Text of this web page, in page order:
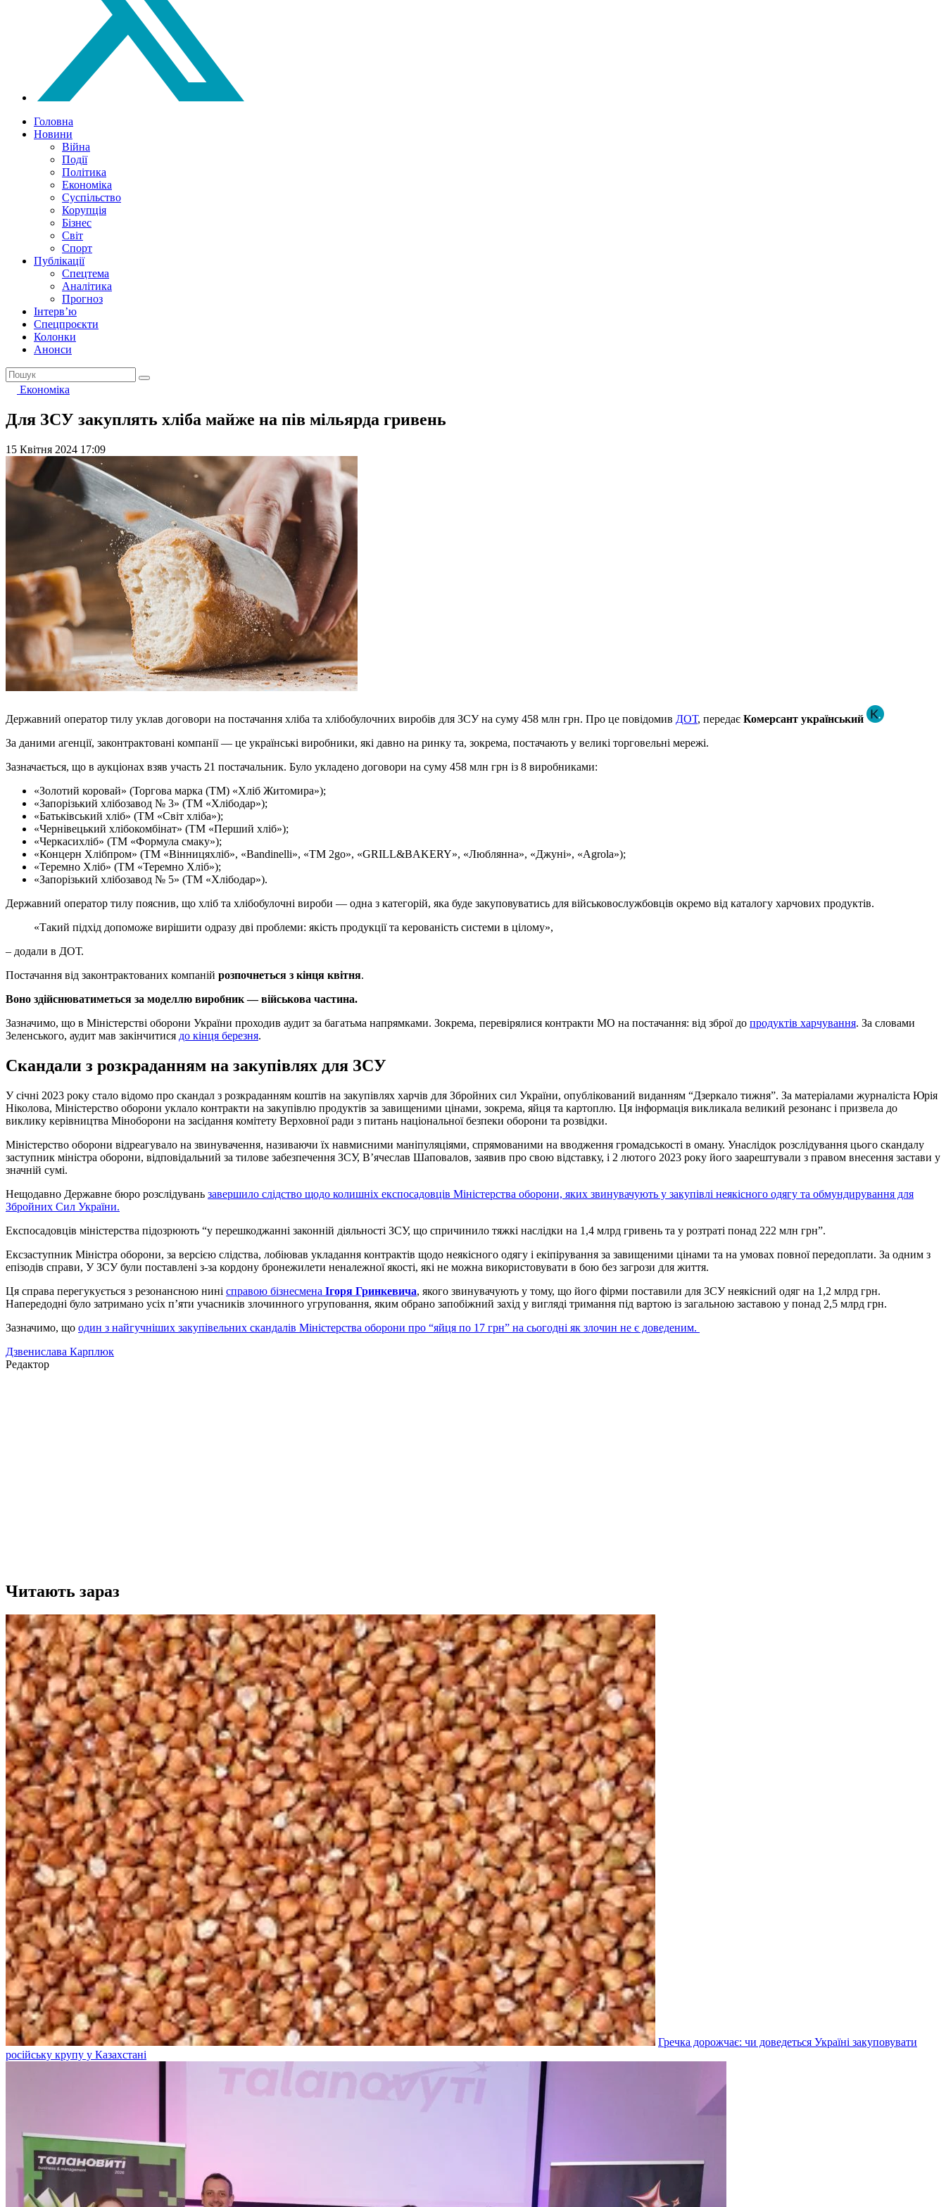
Головна
Новини
Війна
Події
Політика
Економіка
Суспільство
Корупція
Бізнес
Світ
Спорт
Публікації
Спецтема
Аналітика
Прогноз
Інтерв’ю
Спецпроєкти
Колонки
Анонси
Економіка
Для ЗСУ закуплять хліба майже на пів мільярда гривень
15 Квітня 2024 17:09
Державний оператор тилу уклав договори на постачання хліба та хлібобулочних виробів для ЗСУ на суму 458 млн грн. Про це повідомив ДОТ, передає Комерсант український
За даними агенції, законтрактовані компанії — це українські виробники, які давно на ринку та, зокрема, постачають у великі торговельні мережі.
Зазначається, що в аукціонах взяв участь 21 постачальник. Було укладено договори на суму 458 млн грн із 8 виробниками:
«Золотий коровай» (Торгова марка (ТМ) «Хліб Житомира»);
«Запорізький хлібозавод № 3» (ТМ «Хлібодар»);
«Батьківський хліб» (ТМ «Світ хліба»);
«Чернівецький хлібокомбінат» (ТМ «Перший хліб»);
«Черкасихліб» (ТМ «Формула смаку»);
«Концерн Хлібпром» (ТМ «Вінницяхліб», «Bandinelli», «TM 2go», «GRILL&BAKERY», «Люблянна», «Джуні», «Agrola»);
«Теремно Хліб» (ТМ «Теремно Хліб»);
«Запорізький хлібозавод № 5» (ТМ «Хлібодар»).
Державний оператор тилу пояснив, що хліб та хлібобулочні вироби — одна з категорій, яка буде закуповуватись для військовослужбовців окремо від каталогу харчових продуктів.
«Такий підхід допоможе вирішити одразу дві проблеми: якість продукції та керованість системи в цілому»,
– додали в ДОТ.
Постачання від законтрактованих компаній розпочнеться з кінця квітня.
Воно здійснюватиметься за моделлю виробник — військова частина.
Зазначимо, що в Міністерстві оборони України проходив аудит за багатьма напрямками. Зокрема, перевірялися контракти МО на постачання: від зброї до продуктів харчування. За словами
Зеленського, аудит мав закінчитися до кінця березня.
Скандали з розкраданням на закупівлях для ЗСУ
У січні 2023 року стало відомо про скандал з розкраданням коштів на закупівлях харчів для Збройних сил України, опублікований виданням “Дзеркало тижня”. За матеріалами журналіста Юрія
Ніколова, Міністерство оборони уклало контракти на закупівлю продуктів за завищеними цінами, зокрема, яйця та картоплю. Ця інформація викликала великий резонанс і призвела до
виклику керівництва Міноборони на засідання комітету Верховної ради з питань національної безпеки оборони та розвідки.
Міністерство оборони відреагувало на звинувачення, називаючи їх навмисними маніпуляціями, спрямованими на вводження громадськості в оману. Унаслідок розслідування цього скандалу
заступник міністра оборони, відповідальний за тилове забезпечення ЗСУ, В’ячеслав Шаповалов, заявив про свою відставку, і 2 лютого 2023 року його заарештували з правом внесення застави у
значній сумі.
Нещодавно Державне бюро розслідувань завершило слідство щодо колишніх експосадовців Міністерства оборони, яких звинувачують у закупівлі неякісного одягу та обмундирування для
Збройних Сил України.
Експосадовців міністерства підозрюють “у перешкоджанні законній діяльності ЗСУ, що спричинило тяжкі наслідки на 1,4 млрд гривень та у розтраті понад 222 млн грн”.
Ексзаступник Міністра оборони, за версією слідства, лобіював укладання контрактів щодо неякісного одягу і екіпірування за завищеними цінами та на умовах повної передоплати. За одним з
епізодів справи, У ЗСУ були поставлені з-за кордону бронежилети неналежної якості, які не можна використовувати в бою без загрози для життя.
Ця справа перегукується з резонансною нині справою бізнесмена Ігоря Гринкевича, якого звинувачують у тому, що його фірми поставили для ЗСУ неякісний одяг на 1,2 млрд грн.
Напередодні було затримано усіх п’яти учасників злочинного угруповання, яким обрано запобіжний захід у вигляді тримання під вартою із загальною заставою у понад 2,5 млрд грн.
Зазначимо, що один з найгучніших закупівельних скандалів Міністерства оборони про “яйця по 17 грн” на сьогодні як злочин не є доведеним.
Дзвенислава Карплюк
Редактор
Читають зараз
Гречка дорожчає: чи доведеться Україні закуповувати
російську крупу у Казахстані